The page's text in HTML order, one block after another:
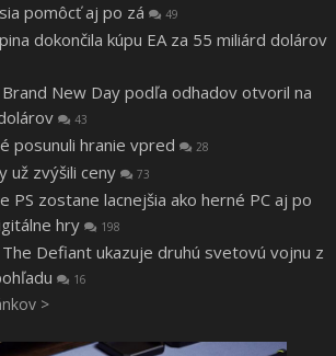
pomôcť aj po zá
49
dokončila kúpu EA za 55 miliárd dolárov
New Day podľa odhadov otvoril na
43
posunuli hranie vpred 28
už zvýšili ceny 73
PS zostane lacnejšia ako herné PC aj po
hry
198
The Defiant ukazuje druhú svetovú vojnu z
16
>